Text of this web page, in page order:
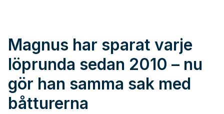
Magnus har sparat varje
löprunda sedan 2010 – nu
gör han samma sak med
båtturerna